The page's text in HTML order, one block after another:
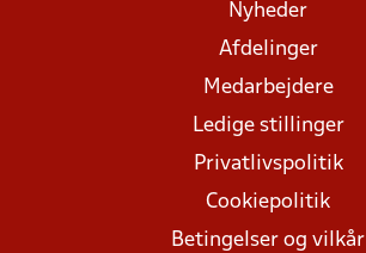
Nyheder
Afdelinger
Medarbejdere
Ledige stillinger
Privatlivspolitik
Cookiepolitik
Betingelser og vilkår